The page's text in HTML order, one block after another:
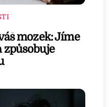
mozek: Jíme
způsobuje